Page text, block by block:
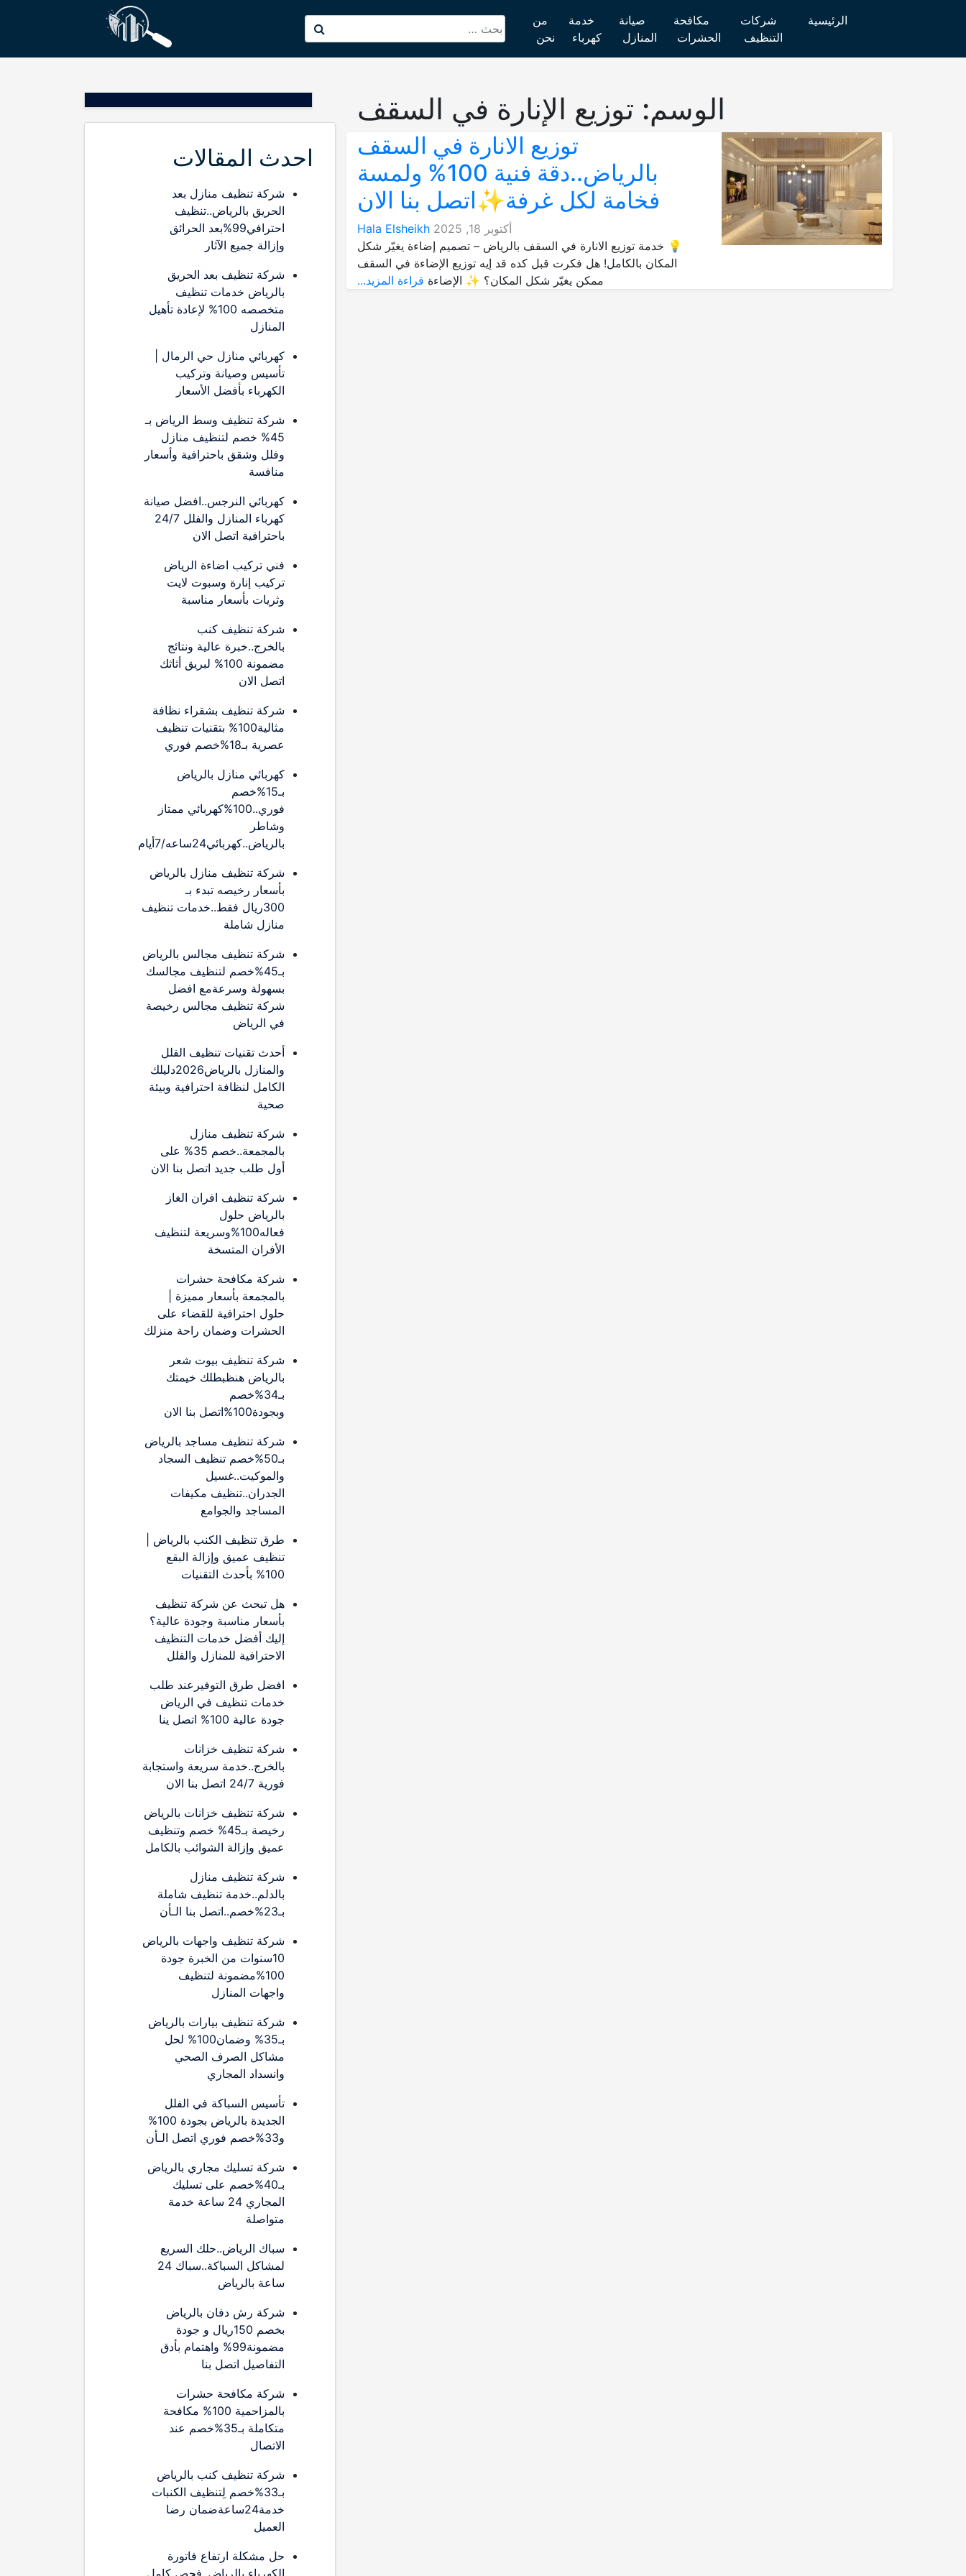
الرئيسية
شركات
التنظيف
مكافحة
الحشرات
صيانة
المنازل
خدمة
كهرباء
من
نحن
عن:
الوسم: توزيع الإنارة في السقف
توزيع الانارة في السقف
بالرياض..دقة فنية 100% ولمسة
فخامة لكل غرفة✨اتصل بنا الان
أكتوبر 18, 2025
Hala Elsheikh
💡 خدمة توزيع الانارة في السقف بالرياض – تصميم إضاءة يغيّر شكل
المكان بالكامل! هل فكرت قبل كده قد إيه توزيع الإضاءة في السقف
ممكن يغيّر شكل المكان؟ ✨ الإضاءة قراءة المزيد...
احدث المقالات
شركة تنظيف منازل بعد
الحريق بالرياض..تنظيف
احترافي99%بعد الحرائق
وإزالة جميع الآثار
شركة تنظيف بعد الحريق
بالرياض خدمات تنظيف
متخصصه 100% لإعادة تأهيل
المنازل
كهربائي منازل حي الرمال |
تأسيس وصيانة وتركيب
الكهرباء بأفضل الأسعار
شركة تنظيف وسط الرياض بـ
45% خصم لتنظيف منازل
وفلل وشقق باحترافية وأسعار
منافسة
كهربائي النرجس..افضل صيانة
كهرباء المنازل والفلل 24/7
باحترافية اتصل الان
فني تركيب اضاءة الرياض
تركيب إنارة وسبوت لايت
وثريات بأسعار مناسبة
شركة تنظيف كنب
بالخرج..خبرة عالية ونتائج
مضمونة 100% لبريق أثاثك
اتصل الان
شركة تنظيف بشقراء نظافة
مثالية100% بتقنيات تنظيف
عصرية بـ18%خصم فوري
كهربائي منازل بالرياض
بـ15%خصم
فوري..100%كهربائي ممتاز
وشاطر
بالرياض..كهربائي24ساعه/7أيام
شركة تنظيف منازل بالرياض
بأسعار رخيصه تبدء بـ
300ريال فقط..خدمات تنظيف
منازل شاملة
شركة تنظيف مجالس بالرياض
بـ45%خصم لتنظيف مجالسك
بسهولة وسرعةمع افضل
شركة تنظيف مجالس رخيصة
في الرياض
أحدث تقنيات تنظيف الفلل
والمنازل بالرياض2026دليلك
الكامل لنظافة احترافية وبيئة
صحية
شركة تنظيف منازل
بالمجمعة..خصم 35% على
أول طلب جديد اتصل بنا الان
شركة تنظيف افران الغاز
بالرياض حلول
فعاله100%وسريعة لتنظيف
الأفران المتسخة
شركة مكافحة حشرات
بالمجمعة بأسعار مميزة |
حلول احترافية للقضاء على
الحشرات وضمان راحة منزلك
شركة تنظيف بيوت شعر
بالرياض هنظبطلك خيمتك
بـ34%خصم
وبجودة100%اتصل بنا الان
شركة تنظيف مساجد بالرياض
بـ50%خصم تنظيف السجاد
والموكيت..غسيل
الجدران..تنظيف مكيفات
المساجد والجوامع
طرق تنظيف الكنب بالرياض |
تنظيف عميق وإزالة البقع
100% بأحدث التقنيات
هل تبحث عن شركة تنظيف
بأسعار مناسبة وجودة عالية؟
إليك أفضل خدمات التنظيف
الاحترافية للمنازل والفلل
افضل طرق التوفيرعند طلب
خدمات تنظيف في الرياض
جودة عالية 100% اتصل ينا
شركة تنظيف خزانات
بالخرج..خدمة سريعة واستجابة
فورية 24/7 اتصل بنا الان
شركة تنظيف خزانات بالرياض
رخيصة بـ45% خصم وتنظيف
عميق وإزالة الشوائب بالكامل
شركة تنظيف منازل
بالدلم..خدمة تنظيف شاملة
بـ23%خصم..اتصل بنا الـأن
شركة تنظيف واجهات بالرياض
10سنوات من الخبرة جودة
100%مضمونة لتنظيف
واجهات المنازل
شركة تنظيف بيارات بالرياض
بـ35% وضمان100% لحل
مشاكل الصرف الصحي
وانسداد المجاري
تأسيس السباكة في الفلل
الجديدة بالرياض بجودة 100%
و33%خصم فوري اتصل الـأن
شركة تسليك مجاري بالرياض
بـ40%خصم على تسليك
المجاري 24 ساعة خدمة
متواصلة
سباك الرياض..حلك السريع
لمشاكل السباكة..سباك 24
ساعة بالرياض
شركة رش دفان بالرياض
بخصم 150ريال و جودة
مضمونة99% واهتمام بأدق
التفاصيل اتصل بنا
شركة مكافحة حشرات
بالمزاحمية 100% مكافحة
متكاملة بـ35%خصم عند
الاتصال
شركة تنظيف كنب بالرياض
بـ33%خصم لِتنظيف الكنبات
خدمة24ساعةضمان رضا
العميل
حل مشكلة ارتفاع فاتورة
الكهرباء بالرياض..فحص كامل